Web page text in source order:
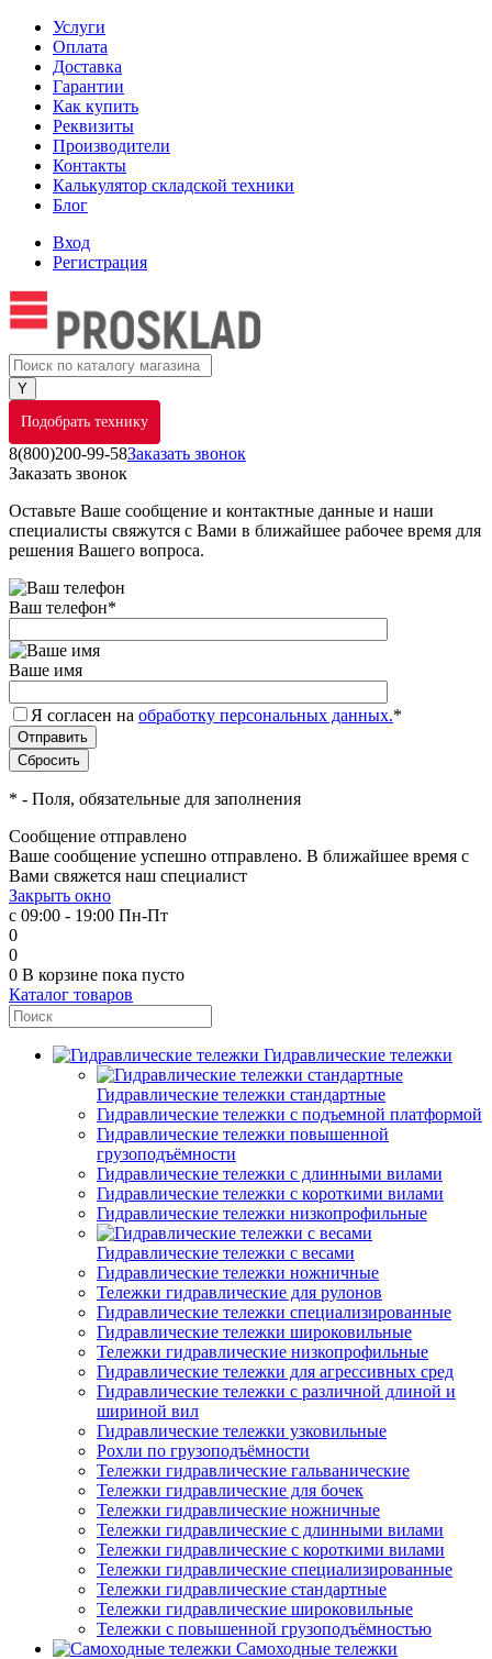
Услуги
Оплата
Доставка
Гарантии
Как купить
Реквизиты
Производители
Контакты
Калькулятор складской техники
Блог
Вход
Регистрация
Подобрать технику
8(800)200-99-58Заказать звонок
Заказать звонок
Оставьте Ваше сообщение и контактные данные и наши
специалисты свяжутся с Вами в ближайшее рабочее время для
решения Вашего вопроса.
Ваш телефон*
Ваше имя
Я согласен на обработку персональных данных.*
* - Поля, обязательные для заполнения
Сообщение отправлено
Ваше сообщение успешно отправлено. В ближайшее время с
Вами свяжется наш специалист
Закрыть окно
с 09:00 - 19:00 Пн-Пт
0
0
0 В корзине пока пусто
Каталог товаров
Гидравлические тележки
Гидравлические тележки стандартные
Гидравлические тележки с подъемной платформой
Гидравлические тележки повышенной
грузоподъёмности
Гидравлические тележки с длинными вилами
Гидравлические тележки с короткими вилами
Гидравлические тележки низкопрофильные
Гидравлические тележки с весами
Гидравлические тележки ножничные
Тележки гидравлические для рулонов
Гидравлические тележки специализированные
Гидравлические тележки широковильные
Тележки гидравлические низкопрофильные
Гидравлические тележки для агрессивных сред
Гидравлические тележки с различной длиной и
шириной вил
Гидравлические тележки узковильные
Рохли по грузоподъёмности
Тележки гидравлические гальванические
Тележки гидравлические для бочек
Тележки гидравлические ножничные
Тележки гидравлические с длинными вилами
Тележки гидравлические с короткими вилами
Тележки гидравлические специализированные
Тележки гидравлические стандартные
Тележки гидравлические широковильные
Тележки с повышенной грузоподъёмностью
Самоходные тележки